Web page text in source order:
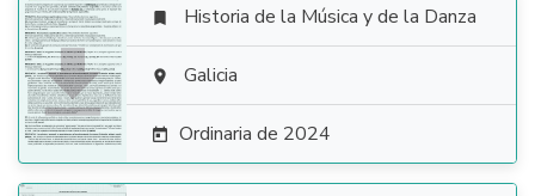

 Historia de la Música y de la Danza
 Galicia
 Ordinaria de 2024